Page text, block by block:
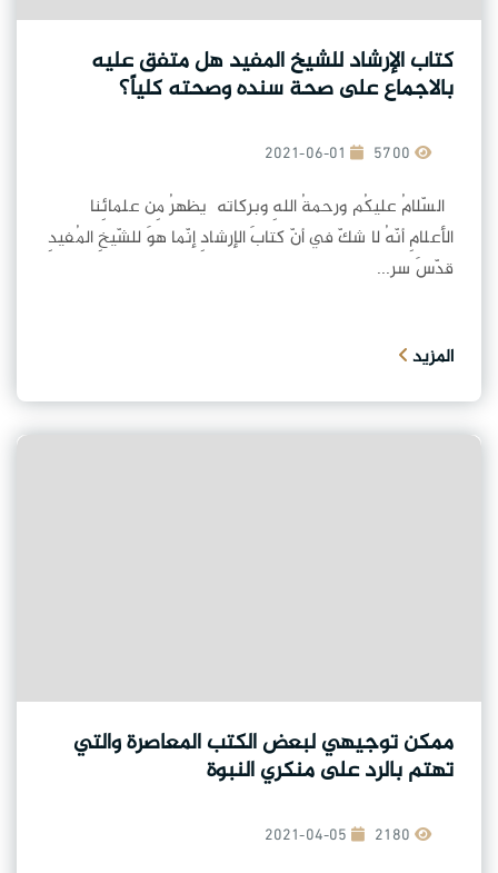
كتاب الإرشاد للشيخ المفيد هل متفق عليه
بالاجماع على صحة سنده وصحته كلياً؟
2021-06-01
السّلامُ عليكُم ورحمةُ اللهِ وبركاته يظهرُ مِن علمائِنا
الأعلامِ أنّهُ لا شكّ في أنّ كتابَ الإرشادِ إنّما هوَ للشّيخِ المُفيدِ
قدّسَ سر...
المزيد
ممكن توجيهي لبعض الكتب المعاصرة والتي
تهتم بالرد على منكري النبوة
2021-04-05